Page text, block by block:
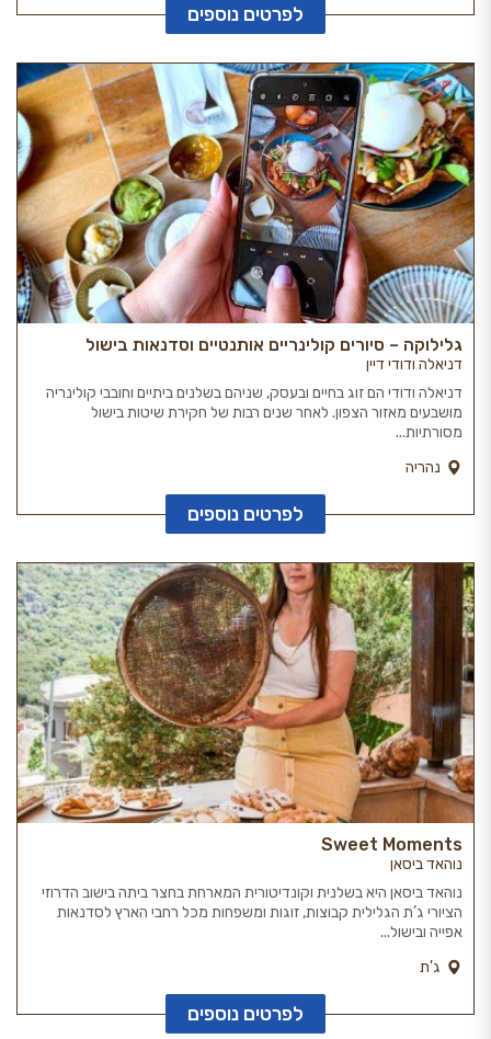
לפרטים נוספים
גלילוקה – סיורים קולינריים אותנטיים וסדנאות בישול
דניאלה ודודי דיין
דניאלה ודודי הם זוג בחיים ובעסק, שניהם בשלנים ביתיים וחובבי קולינריה
מושבעים מאזור הצפון. לאחר שנים רבות של חקירת שיטות בישול
מסורתיות...
נהריה
לפרטים נוספים
Sweet Moments
נוהאד ביסאן
נוהאד ביסאן היא בשלנית וקונדיטורית המארחת בחצר ביתה בישוב הדרוזי
הציורי ג’ת הגלילית קבוצות, זוגות ומשפחות מכל רחבי הארץ לסדנאות
אפייה ובישול...
ג'ת
לפרטים נוספים